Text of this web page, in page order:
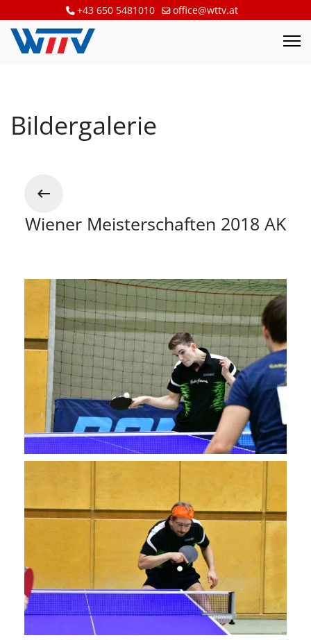
+43 650 5481010 office@wttv.at
Bildergalerie
Wiener Meisterschaften 2018 AK